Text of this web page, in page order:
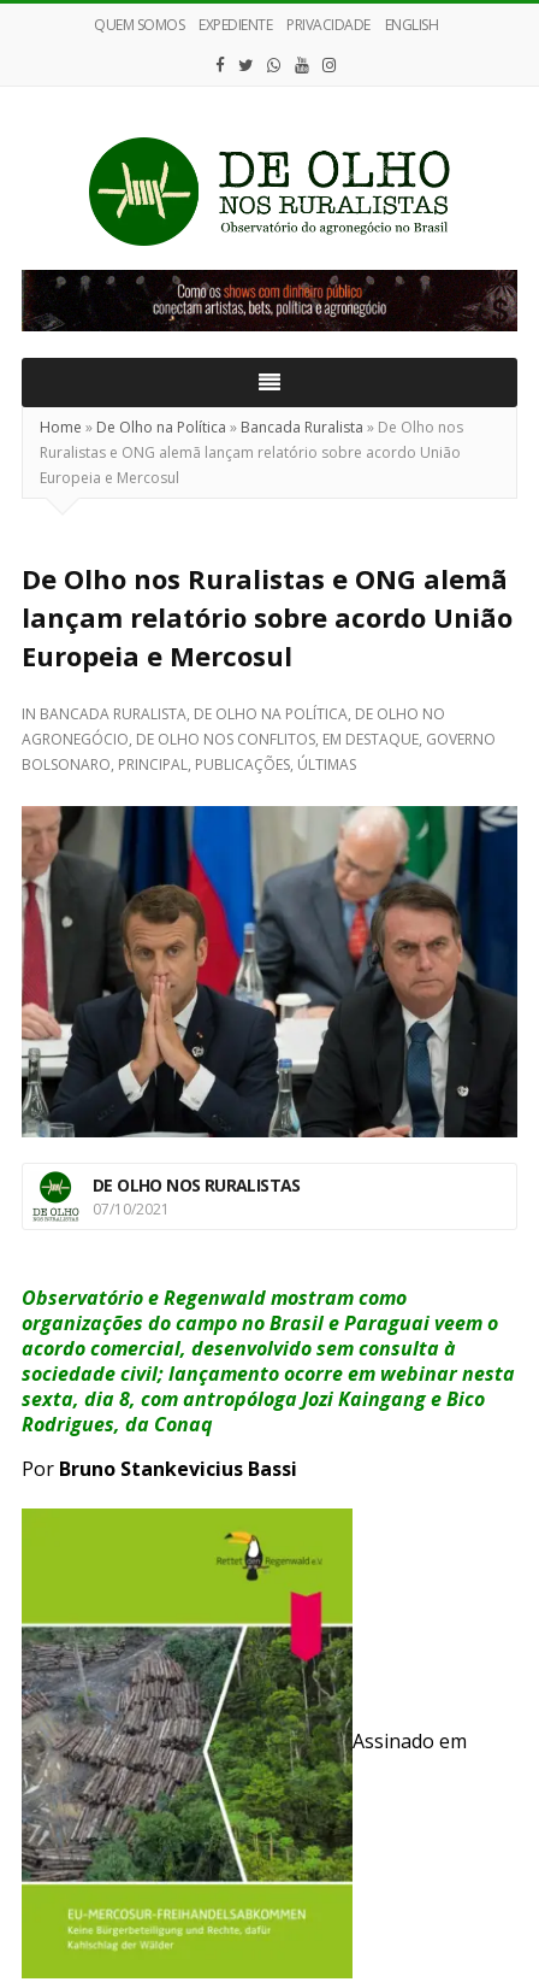
QUEM SOMOS EXPEDIENTE PRIVACIDADE ENGLISH
Olho
nos
Ruralistas
Home » De Olho na Política » Bancada Ruralista » De Olho nos
Ruralistas e ONG alemã lançam relatório sobre acordo União
Europeia e Mercosul
De Olho nos Ruralistas e ONG alemã
lançam relatório sobre acordo União
Europeia e Mercosul
IN BANCADA RURALISTA, DE OLHO NA POLÍTICA, DE OLHO NO
AGRONEGÓCIO, DE OLHO NOS CONFLITOS, EM DESTAQUE, GOVERNO
BOLSONARO, PRINCIPAL, PUBLICAÇÕES, ÚLTIMAS
DE OLHO NOS RURALISTAS
07/10/2021
Observatório e Regenwald mostram como
organizações do campo no Brasil e Paraguai veem o
acordo comercial, desenvolvido sem consulta à
sociedade civil; lançamento ocorre em webinar nesta
sexta, dia 8, com antropóloga Jozi Kaingang e Bico
Rodrigues, da Conaq
Por Bruno Stankevicius Bassi
Assinado em